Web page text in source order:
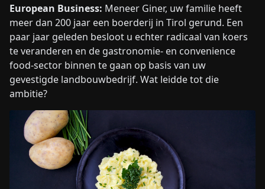
European Business: Meneer Giner, uw familie heeft
meer dan 200 jaar een boerderij in Tirol gerund. Een
paar jaar geleden besloot u echter radicaal van koers
te veranderen en de gastronomie- en convenience
food-sector binnen te gaan op basis van uw
gevestigde landbouwbedrijf. Wat leidde tot die
ambitie?